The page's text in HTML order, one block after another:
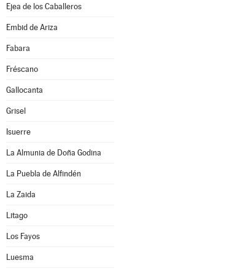
Ejea de los Caballeros
Embid de Ariza
Fabara
Fréscano
Gallocanta
Grisel
Isuerre
La Almunia de Doña Godina
La Puebla de Alfindén
La Zaida
Litago
Los Fayos
Luesma